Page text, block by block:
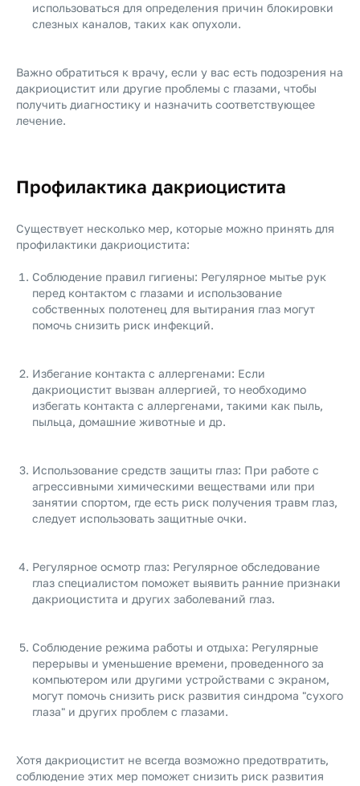
использоваться для определения причин блокировки
слезных каналов, таких как опухоли.
Важно обратиться к врачу, если у вас есть подозрения на
дакриоцистит или другие проблемы с глазами, чтобы
получить диагностику и назначить соответствующее
лечение.
Профилактика дакриоцистита
Существует несколько мер, которые можно принять для
профилактики дакриоцистита:
Соблюдение правил гигиены: Регулярное мытье рук
перед контактом с глазами и использование
собственных полотенец для вытирания глаз могут
помочь снизить риск инфекций.
Избегание контакта с аллергенами: Если
дакриоцистит вызван аллергией, то необходимо
избегать контакта с аллергенами, такими как пыль,
пыльца, домашние животные и др.
Использование средств защиты глаз: При работе с
агрессивными химическими веществами или при
занятии спортом, где есть риск получения травм глаз,
следует использовать защитные очки.
Регулярное осмотр глаз: Регулярное обследование
глаз специалистом поможет выявить ранние признаки
дакриоцистита и других заболеваний глаз.
Соблюдение режима работы и отдыха: Регулярные
перерывы и уменьшение времени, проведенного за
компьютером или другими устройствами с экраном,
могут помочь снизить риск развития синдрома "сухого
глаза" и других проблем с глазами.
Хотя дакриоцистит не всегда возможно предотвратить,
соблюдение этих мер поможет снизить риск развития